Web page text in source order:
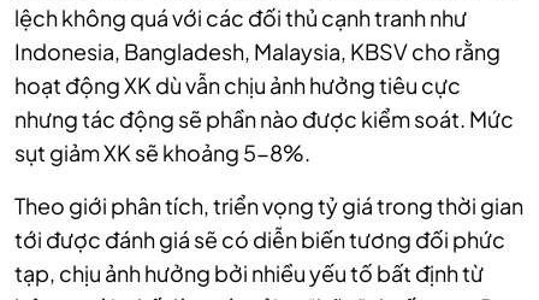
lệch không quá với các đối thủ cạnh tranh như
Indonesia, Bangladesh, Malaysia, KBSV cho rằng
hoạt động XK dù vẫn chịu ảnh hưởng tiêu cực
nhưng tác động sẽ phần nào được kiểm soát. Mức
sụt giảm XK sẽ khoảng 5-8%.
Theo giới phân tích, triển vọng tỷ giá trong thời gian
tới được đánh giá sẽ có diễn biến tương đối phức
tạp, chịu ảnh hưởng bởi nhiều yếu tố bất định từ